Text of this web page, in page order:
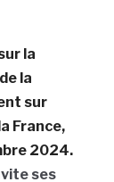
la
la
sur
France,
2024.
ses